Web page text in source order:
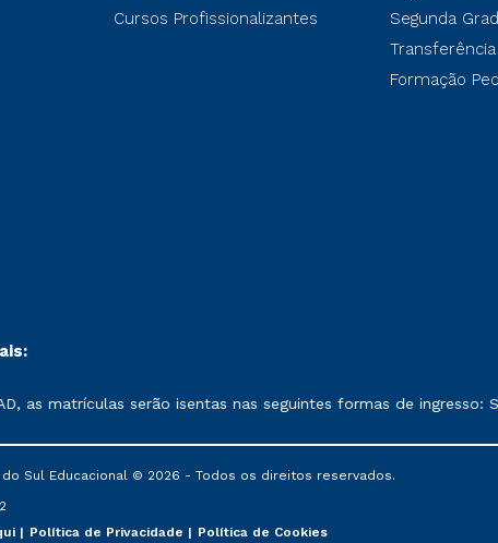
Cursos Profissionalizantes
Segunda
Transferência
Formação
conforme exposto no contrato de prestação de serviços.
as matrículas serão isentas nas seguintes formas de ingresso:
do Sul Educacional © 2026 - Todos os direitos reservados.
Política de Privacidade Política de Cookies